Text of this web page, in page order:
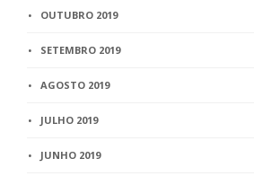
OUTUBRO 2019
SETEMBRO 2019
AGOSTO 2019
JULHO 2019
JUNHO 2019